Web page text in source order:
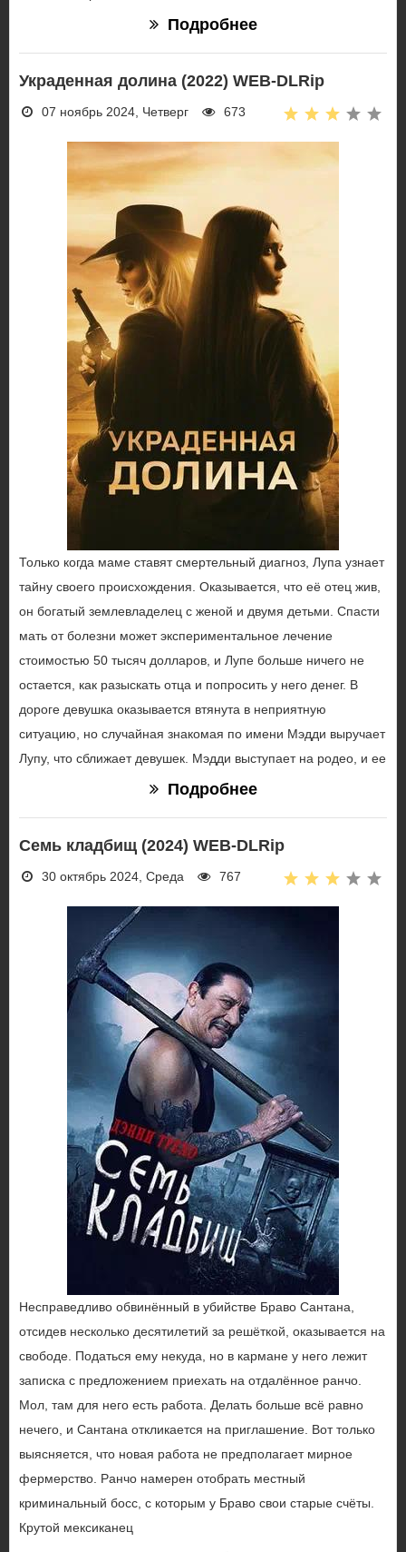
Подробнее
Украденная долина (2022) WEB-DLRip
07 ноябрь 2024, Четверг 673
Только когда маме ставят смертельный диагноз, Лупа узнает
тайну своего происхождения. Оказывается, что её отец жив,
он богатый землевладелец с женой и двумя детьми. Спасти
мать от болезни может экспериментальное лечение
стоимостью 50 тысяч долларов, и Лупе больше ничего не
остается, как разыскать отца и попросить у него денег. В
дороге девушка оказывается втянута в неприятную
ситуацию, но случайная знакомая по имени Мэдди выручает
Лупу, что сближает девушек. Мэдди выступает на родео, и ее
Подробнее
Семь кладбищ (2024) WEB-DLRip
30 октябрь 2024, Среда 767
Несправедливо обвинённый в убийстве Браво Сантана,
отсидев несколько десятилетий за решёткой, оказывается на
свободе. Податься ему некуда, но в кармане у него лежит
записка с предложением приехать на отдалённое ранчо.
Мол, там для него есть работа. Делать больше всё равно
нечего, и Сантана откликается на приглашение. Вот только
выясняется, что новая работа не предполагает мирное
фермерство. Ранчо намерен отобрать местный
криминальный босс, с которым у Браво свои старые счёты.
Крутой мексиканец